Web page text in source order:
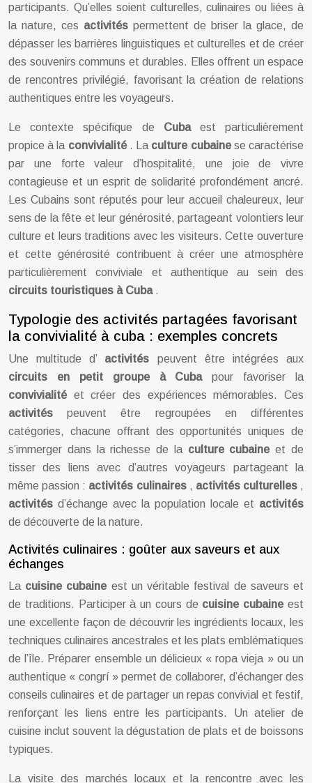
participants. Qu’elles soient culturelles, culinaires ou liées à
la nature, ces activités permettent de briser la glace, de
dépasser les barrières linguistiques et culturelles et de créer
des souvenirs communs et durables. Elles offrent un espace
de rencontres privilégié, favorisant la création de relations
authentiques entre les voyageurs.
Le contexte spécifique de Cuba est particulièrement
propice à la convivialité . La culture cubaine se caractérise
par une forte valeur d’hospitalité, une joie de vivre
contagieuse et un esprit de solidarité profondément ancré.
Les Cubains sont réputés pour leur accueil chaleureux, leur
sens de la fête et leur générosité, partageant volontiers leur
culture et leurs traditions avec les visiteurs. Cette ouverture
et cette générosité contribuent à créer une atmosphère
particulièrement conviviale et authentique au sein des
circuits touristiques à Cuba .
Typologie des activités partagées favorisant
la convivialité à cuba : exemples concrets
Une multitude d’ activités peuvent être intégrées aux
circuits en petit groupe à Cubapour favoriser la
convivialité et créer des expériences mémorables. Ces
activitéspeuvent être regroupées en différentes
catégories, chacune offrant des opportunités uniques de
s’immerger dans la richesse de la culture cubaineet de
tisser des liens avec d’autres voyageurs partageant la
même passion : activités culinaires , activités culturelles ,
activités d’échange avec la population locale et activités
de découverte de la nature.
Activités culinaires : goûter aux saveurs et aux
échanges
La cuisine cubaine est un véritable festival de saveurs et
de traditions. Participer à un cours de cuisine cubaineest
une excellente façon de découvrir les ingrédients locaux, les
techniques culinaires ancestrales et les plats emblématiques
de l’île. Préparer ensemble un délicieux « ropa vieja » ou un
authentique « congrí » permet de collaborer, d’échanger des
conseils culinaires et de partager un repas convivial et festif,
renforçant les liens entre les participants. Un atelier de
cuisine inclut souvent la dégustation de plats et de boissons
typiques.
La visite des marchés locaux et la rencontre avec les